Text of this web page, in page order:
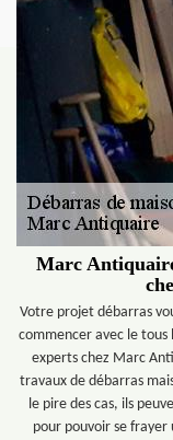
Marc
Votre projet débarras
commencer avec le tous
experts chez Marc
travaux de débarras
le pire des cas, ils
pour pouvoir se frayer